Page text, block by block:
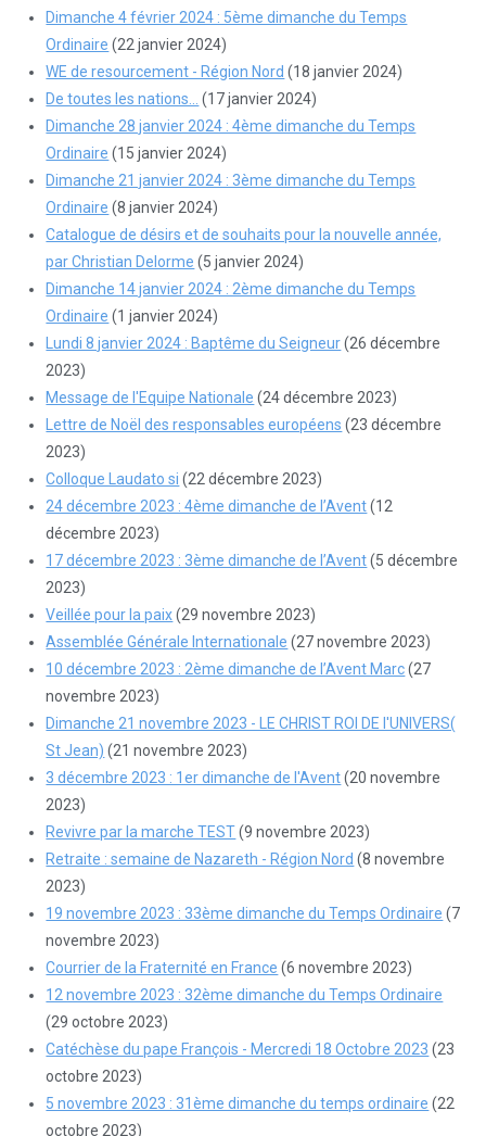
Dimanche 4 février 2024 : 5ème dimanche du Temps
Ordinaire (22 janvier 2024)
WE de resourcement - Région Nord (18 janvier 2024)
De toutes les nations...
(17 janvier 2024)
Dimanche 28 janvier 2024 : 4ème dimanche du Temps
Ordinaire (15 janvier 2024)
Dimanche 21 janvier 2024 : 3ème dimanche du Temps
Ordinaire (8 janvier 2024)
Catalogue de désirs et de souhaits pour la nouvelle année,
par Christian Delorme (5 janvier 2024)
Dimanche 14 janvier 2024 : 2ème dimanche du Temps
Ordinaire (1 janvier 2024)
Lundi 8 janvier 2024 : Baptême du Seigneur (26 décembre
2023)
Message de l'Equipe Nationale (24 décembre 2023)
Lettre de Noël des responsables européens (23 décembre
2023)
Colloque Laudato si (22 décembre 2023)
24 décembre 2023 : 4ème dimanche de l’Avent (12
décembre 2023)
17 décembre 2023 : 3ème dimanche de l’Avent (5 décembre
2023)
Veillée pour la paix (29 novembre 2023)
Assemblée Générale Internationale (27 novembre 2023)
10 décembre 2023 : 2ème dimanche de l’Avent Marc (27
novembre 2023)
Dimanche 21 novembre 2023 - LE CHRIST ROI DE l'UNIVERS(
St Jean) (21 novembre 2023)
3 décembre 2023 : 1er dimanche de l'Avent (20 novembre
2023)
Revivre par la marche TEST (9 novembre 2023)
Retraite : semaine de Nazareth - Région Nord (8 novembre
2023)
19 novembre 2023 : 33ème dimanche du Temps Ordinaire (7
novembre 2023)
Courrier de la Fraternité en France (6 novembre 2023)
12 novembre 2023 : 32ème dimanche du Temps Ordinaire
(29 octobre 2023)
Catéchèse du pape François - Mercredi 18 Octobre 2023 (23
octobre 2023)
5 novembre 2023 : 31ème dimanche du temps ordinaire (22
octobre 2023)